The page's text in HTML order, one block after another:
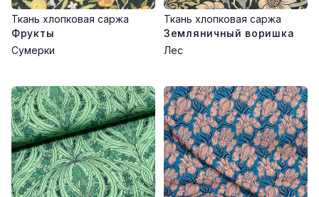
Ткань хлопковая саржа
Фрукты
Сумерки
Ткань хлопковая саржа
Земляничный воришка
Лес